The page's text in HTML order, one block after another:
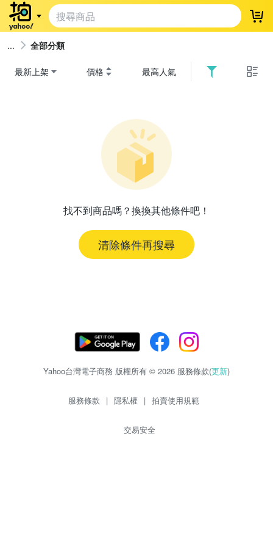
登
全部分類
最新上架 價格 最高人氣
找不到商品嗎？換換其他條件吧！
清除條件再搜尋
Yahoo台灣電子商務 版權所有 © 2026 服務條款(更新)
服務條款 | 隱私權 | 拍賣使用規範
交易安全